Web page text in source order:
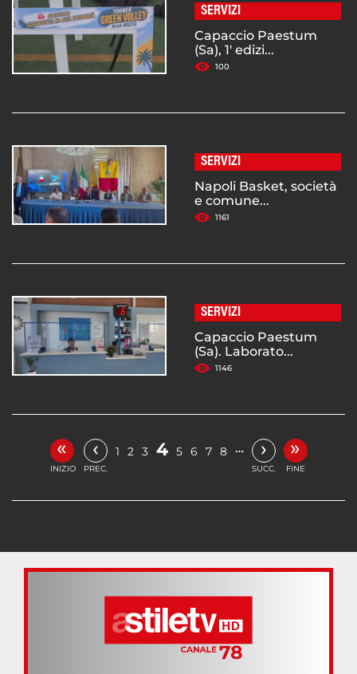
SERVIZI
Capaccio Paestum
(Sa), 1' edizi...
100
SERVIZI
Napoli Basket, società
e comune...
1161
SERVIZI
Capaccio Paestum
(Sa). Laborato...
1146
«
INIZIO
‹
PREC.
1 2 3 4 5 6 7 8 … ›
SUCC.
»
FINE